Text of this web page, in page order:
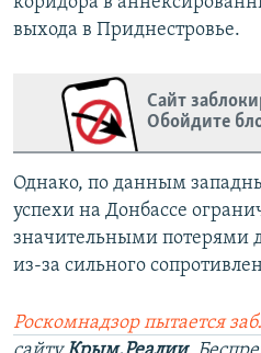
выхода в Приднестровье.
Сайт
Обойдите
Однако, по данным
успехи на Донбассе
значительными потерями
из-за сильного
Роскомнадзор пытается